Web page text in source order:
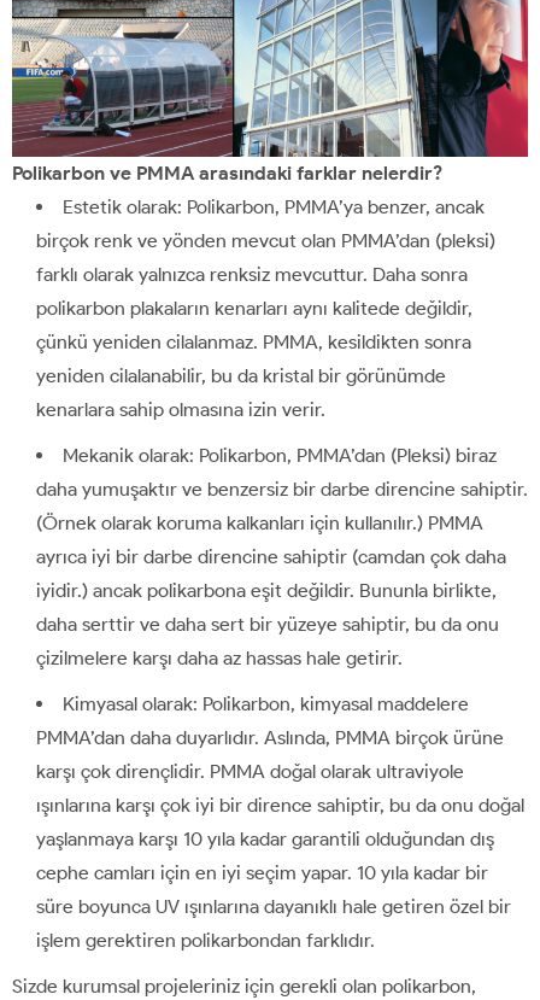
Polikarbon ve PMMA arasındaki farklar nelerdir?
Estetik olarak: Polikarbon, PMMA’ya benzer, ancak
birçok renk ve yönden mevcut olan PMMA’dan (pleksi)
farklı olarak yalnızca renksiz mevcuttur. Daha sonra
polikarbon plakaların kenarları aynı kalitede değildir,
çünkü yeniden cilalanmaz. PMMA, kesildikten sonra
yeniden cilalanabilir, bu da kristal bir görünümde
kenarlara sahip olmasına izin verir.
Mekanik olarak: Polikarbon, PMMA’dan (Pleksi) biraz
daha yumuşaktır ve benzersiz bir darbe direncine sahiptir.
(Örnek olarak koruma kalkanları için kullanılır.) PMMA
ayrıca iyi bir darbe direncine sahiptir (camdan çok daha
iyidir.) ancak polikarbona eşit değildir. Bununla birlikte,
daha serttir ve daha sert bir yüzeye sahiptir, bu da onu
çizilmelere karşı daha az hassas hale getirir.
Kimyasal olarak: Polikarbon, kimyasal maddelere
PMMA’dan daha duyarlıdır. Aslında, PMMA birçok ürüne
karşı çok dirençlidir. PMMA doğal olarak ultraviyole
ışınlarına karşı çok iyi bir dirence sahiptir, bu da onu doğal
yaşlanmaya karşı 10 yıla kadar garantili olduğundan dış
cephe camları için en iyi seçim yapar. 10 yıla kadar bir
süre boyunca UV ışınlarına dayanıklı hale getiren özel bir
işlem gerektiren polikarbondan farklıdır.
Sizde kurumsal projeleriniz için gerekli olan polikarbon,